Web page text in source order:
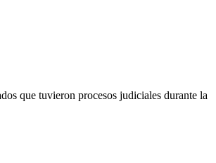
que tuvieron procesos judiciales durante la